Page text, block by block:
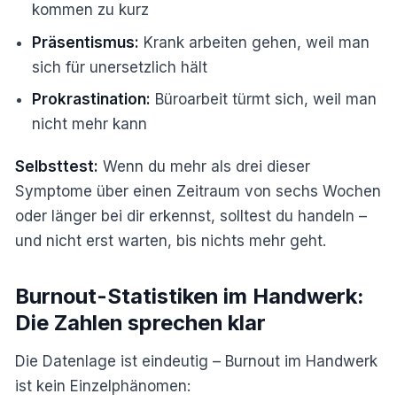
kommen zu kurz
Präsentismus: Krank arbeiten gehen, weil man
sich für unersetzlich hält
Prokrastination: Büroarbeit türmt sich, weil man
nicht mehr kann
Selbsttest: Wenn du mehr als drei dieser
Symptome über einen Zeitraum von sechs Wochen
oder länger bei dir erkennst, solltest du handeln –
und nicht erst warten, bis nichts mehr geht.
Burnout-Statistiken im Handwerk:
Die Zahlen sprechen klar
Die Datenlage ist eindeutig – Burnout im Handwerk
ist kein Einzelphänomen: